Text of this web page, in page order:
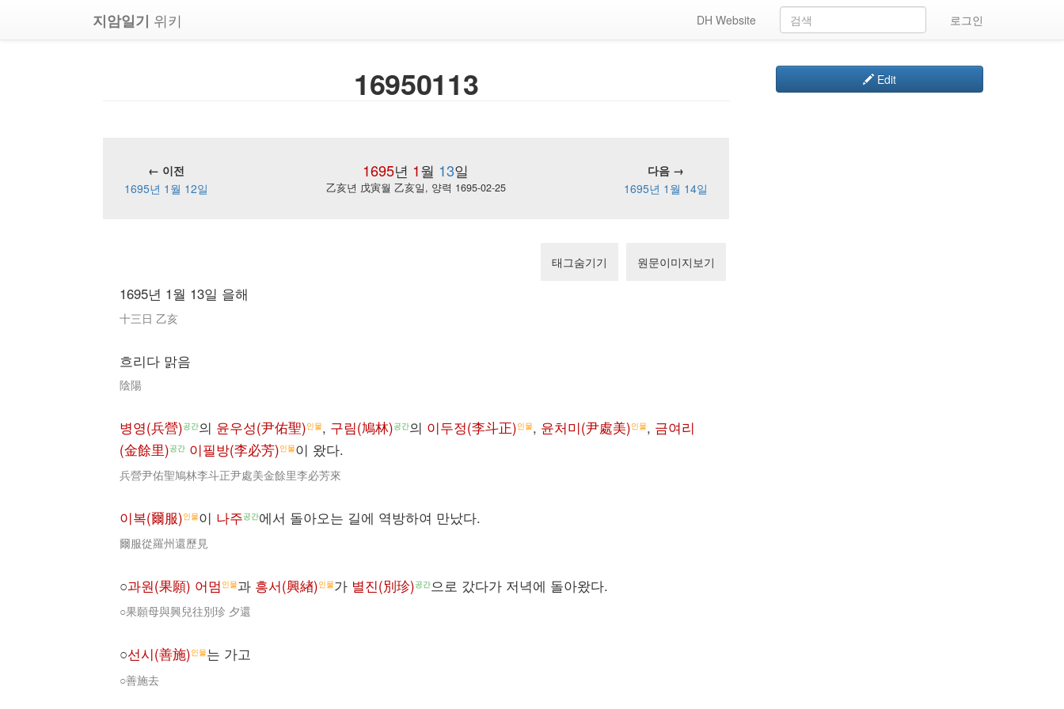
지암일기 위키 로그인
DH Website
16950113
1695년 1월 13일
← 이전
다음 →
1695년 1월 12일
乙亥년 戊寅월 乙亥일, 양력 1695-02-25 1695년 1월 14일
태그숨기기 원문이미지보기
1695년 1월 13일 을해
十三日 乙亥
흐리다 맑음
陰陽
병영(兵營)공간의 윤우성(尹佑聖)인물, 구림(鳩林)공간의 이두정(李斗正)인물, 윤처미(尹處美)인물, 금여리
(金餘里)공간 이필방(李必芳)인물이 왔다.
兵營尹佑聖鳩林李斗正尹處美金餘里李必芳來
이복(爾服)인물이 나주공간에서 돌아오는 길에 역방하여 만났다.
爾服從羅州還歷見
○과원(果願) 어멈 인물과 흥서(興緖)인물가 별진(別珍)공간으로 갔다가 저녁에 돌아왔다.
○果願母與興兒往別珍 夕還
○선시(善施)인물는 가고
○善施去
Edit